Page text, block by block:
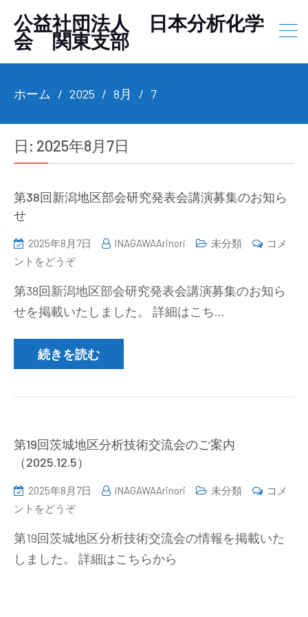
公益社団法人 日本分析化学
会 関東支部
ホーム 2025 8月 7
日: 2025年8月7日
第38回新潟地区部会研究発表会講演募集のお知ら
せ
2025年8月7日 INAGAWAArinori 未分類
コメ
ントをどうぞ(第
回
新
地
区
究
発
会
募
集
第38回新潟地区部会研究発表会講演募集のお知ら
せを掲載いたしました。 詳細はこち…
続きを読む
第19回茨城地区分析技術交流会のご案内
（2025.12.5）
2025年8月7日 INAGAWAArinori 未分類
コメ
ントをどうぞ(第
回
茨
第19回茨城地区分析技術交流会の情報を掲載いた
しました。 詳細はこちらから